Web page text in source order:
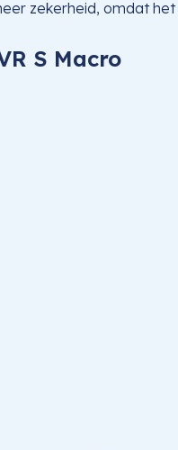
zekerheid, omdat
S Macro